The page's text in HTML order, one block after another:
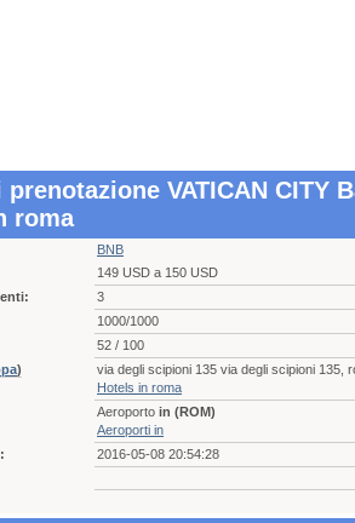
VATICAN CITY
roma
BNB
149 USD a 150 USD
3
1000/1000
52 / 100
)
via degli scipioni 135 via degli scipioni 135,
Hotels in roma
Aeroporto in (ROM)
Aeroporti in
2016-05-08 20:54:28